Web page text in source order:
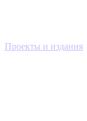
Проекты и издания